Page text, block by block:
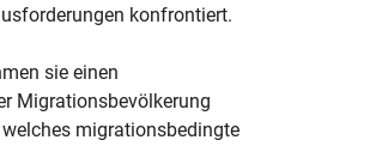
konfrontiert.
sie einen
Migrationsbevölkerung
migrationsbedingte